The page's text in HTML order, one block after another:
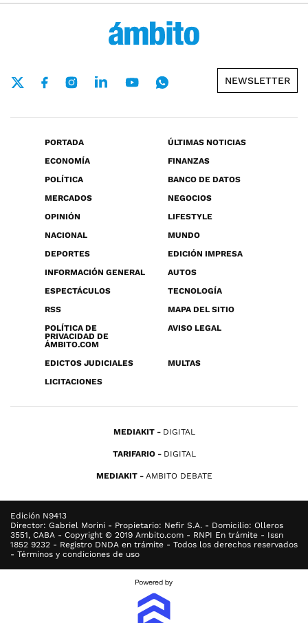
NEWSLETTER
PORTADA
ÚLTIMAS NOTICIAS
ECONOMÍA
FINANZAS
POLÍTICA
BANCO DE DATOS
MERCADOS
NEGOCIOS
OPINIÓN
LIFESTYLE
NACIONAL
MUNDO
DEPORTES
EDICIÓN IMPRESA
INFORMACIÓN GENERAL
AUTOS
ESPECTÁCULOS
TECNOLOGÍA
RSS
MAPA DEL SITIO
POLÍTICA DE
PRIVACIDAD DE
ÁMBITO.COM
AVISO LEGAL
EDICTOS JUDICIALES
MULTAS
LICITACIONES
MEDIAKIT DIGITAL
TARIFARIO DIGITAL
MEDIAKIT AMBITO DEBATE
Edición N9413
Director: Gabriel Morini - Propietario: Nefir S.A. - Domicilio: Olleros
3551, CABA - Copyright © 2019 Ambito.com - RNPI En trámite - Issn
1852 9232 - Registro DNDA en trámite - Todos los derechos reservados
- Términos y condiciones de uso